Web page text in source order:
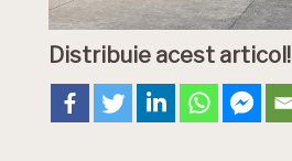
Distribuie acest articol!